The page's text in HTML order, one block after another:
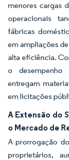
menores cargas
operacionais
fábricas
em ampliações
alta eficiência.
o desempenho
entregam
em licitações
A Extensão do
o Mercado de
A prorrogação
proprietários,